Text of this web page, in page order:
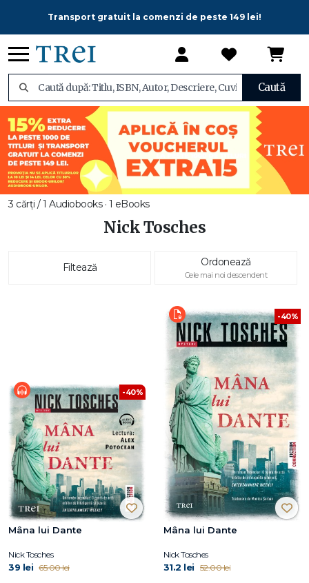
Transport gratuit la comenzi de peste 149 lei!
Caută
3 cărți / 1 Audiobooks · 1 eBooks
Nick Tosches
Filtează Ordonează
Cele mai noi descendent
-40%
Mâna lui Dante
Nick Tosches
39 lei 65.00 lei
-40%
Mâna lui Dante
Nick Tosches
31.2 lei 52.00 lei